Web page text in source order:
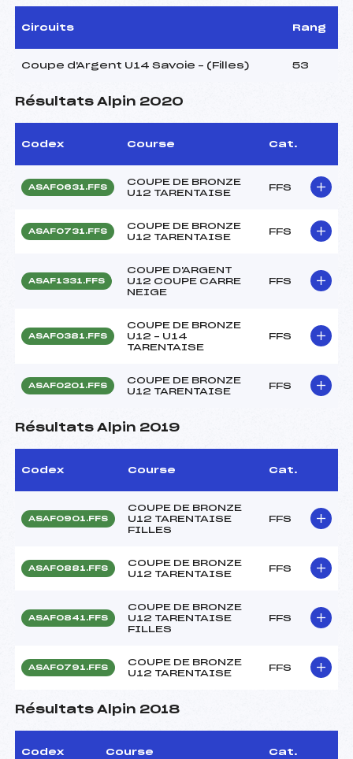
Circuits Rang
Coupe d'Argent U14 Savoie – (Filles) 53
Résultats Alpin 2020
Codex Course Cat.
ASAF0631.FFS
COUPE DE BRONZE
U12 TARENTAISE
FFS
ASAF0731.FFS
COUPE DE BRONZE
U12 TARENTAISE
FFS
ASAF1331.FFS
COUPE D'ARGENT
U12 COUPE CARRE
NEIGE
FFS
ASAF0381.FFS
COUPE DE BRONZE
U12 – U14
TARENTAISE
FFS
ASAF0201.FFS
COUPE DE BRONZE
U12 TARENTAISE
FFS
Résultats Alpin 2019
Codex Course Cat.
ASAF0901.FFS
COUPE DE BRONZE
U12 TARENTAISE
FILLES
FFS
ASAF0881.FFS
COUPE DE BRONZE
U12 TARENTAISE
FFS
ASAF0841.FFS
COUPE DE BRONZE
U12 TARENTAISE
FILLES
FFS
ASAF0791.FFS
COUPE DE BRONZE
U12 TARENTAISE
FFS
Résultats Alpin 2018
Codex Course Cat.